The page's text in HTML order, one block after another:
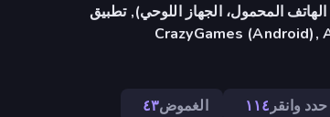
المحمول، الجهاز اللوحي), تطبيق
CrazyGames (Android),
حدد وانقر١١٤ الغموض٤٣